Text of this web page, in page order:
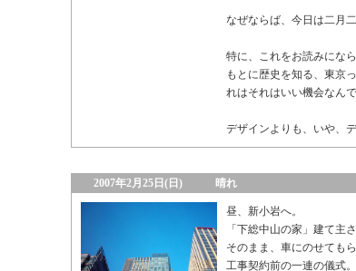
なぜならば、今日は二月
特に、これをお読みにな
もとに歴史を知る、東京
れはそれはいい機会なんで
デザインよりも、いや、
2007年2月25日(日) 晴れ
昼、新小岩へ。
「下総中山の家」建て主
そのまま、車にのせても
工事契約前の一連の儀式。